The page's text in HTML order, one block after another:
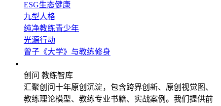
ESG生态健康
九型人格
纯净教练青少年
光源行动
曾子《大学》与教练修身
创问 教练智库
汇聚创问十年原创沉淀，包含跨界创新、原创视觉图、
教练理论模型、教练专业书籍、实战案例。我们提供前